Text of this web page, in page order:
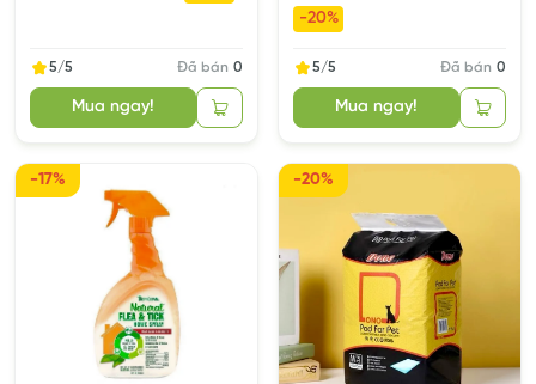
5/5 Đã bán 0
Mua ngay!
-20%
5/5 Đã bán 0
Mua ngay!
-17% -20%